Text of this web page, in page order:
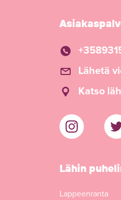
Lähetä
Katso
Lähin
Lappeenranta